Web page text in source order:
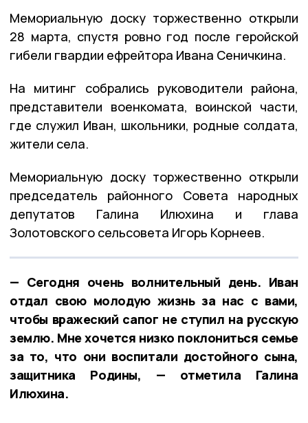
Мемориальную доску торжественно открыли
28 марта, спустя ровно год после геройской
гибели гвардии ефрейтора Ивана Сеничкина.
На митинг собрались руководители района,
представители военкомата, воинской части,
где служил Иван, школьники, родные солдата,
жители села.
Мемориальную доску торжественно открыли
председатель районного Совета народных
депутатов Галина Илюхина и глава
Золотовского сельсовета Игорь Корнеев.
— Сегодня очень волнительный день. Иван
отдал свою молодую жизнь за нас с вами,
чтобы вражеский сапог не ступил на русскую
землю. Мне хочется низко поклониться семье
за то, что они воспитали достойного сына,
защитника Родины, — отметила Галина
Илюхина.